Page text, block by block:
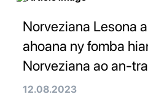
Norveziana Lesona
ahoana ny fomba
Norveziana ao an-
12.08.2023